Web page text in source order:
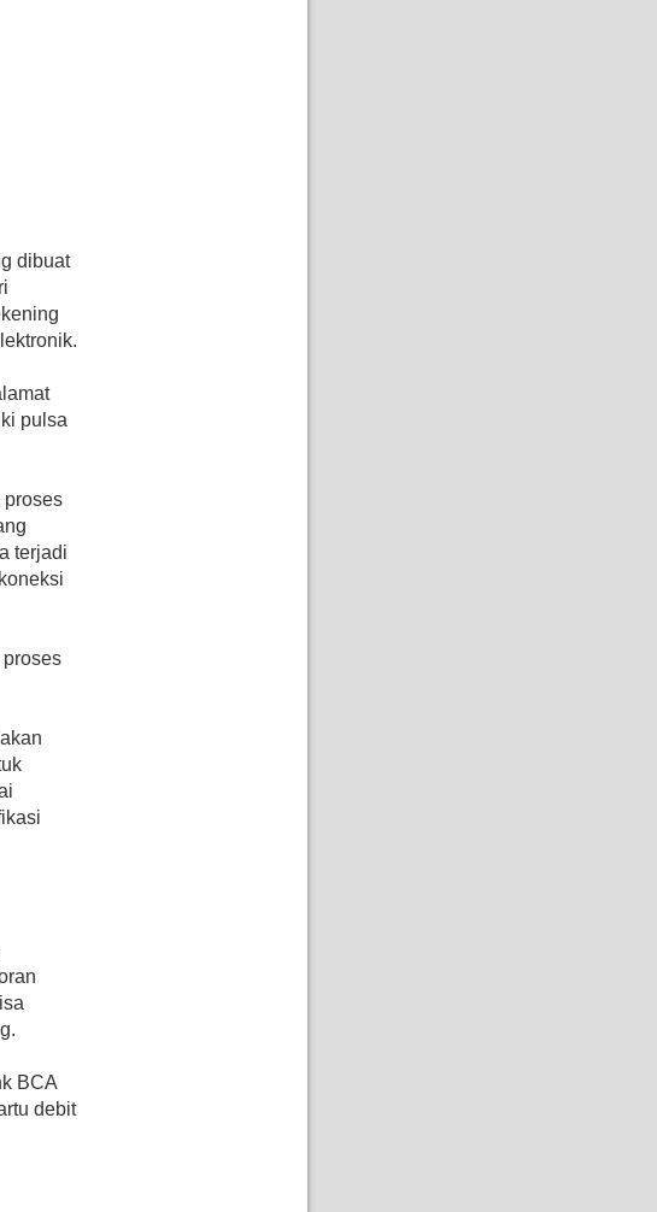
dibuat
pulsa
proses
terjadi
BCA
debit